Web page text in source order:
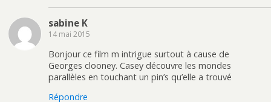
sabine K
14 mai 2015
Bonjour ce film m intrigue surtout à cause de
Georges clooney. Casey découvre les mondes
parallèles en touchant un pin’s qu’elle a trouvé
Répondre